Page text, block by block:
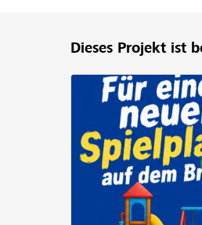
Unterstützen
Projekte und
FR IT
Dieses Projekt ist